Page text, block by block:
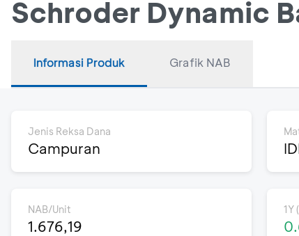
Schroder Dynamic
Informasi Produk Grafik NAB
Jenis Reksa Dana
Campuran
NAB/Unit
1.676,19
1Y